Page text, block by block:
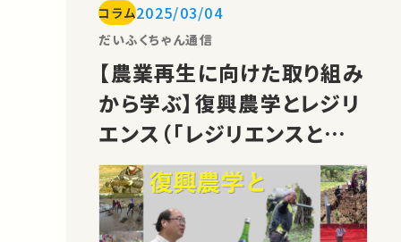
科学省の「大学等進学数に関するデー
タ」を参照すると、令和5年度の大学、短
大、高専、専門学校を合わせた…
コラム2025/03/04
だいふくちゃん通信
【農業再生に向けた取り組み
から学ぶ】復興農学とレジリ
エンス（「レジリエンスと地域
の復興」溝口 勝先生）